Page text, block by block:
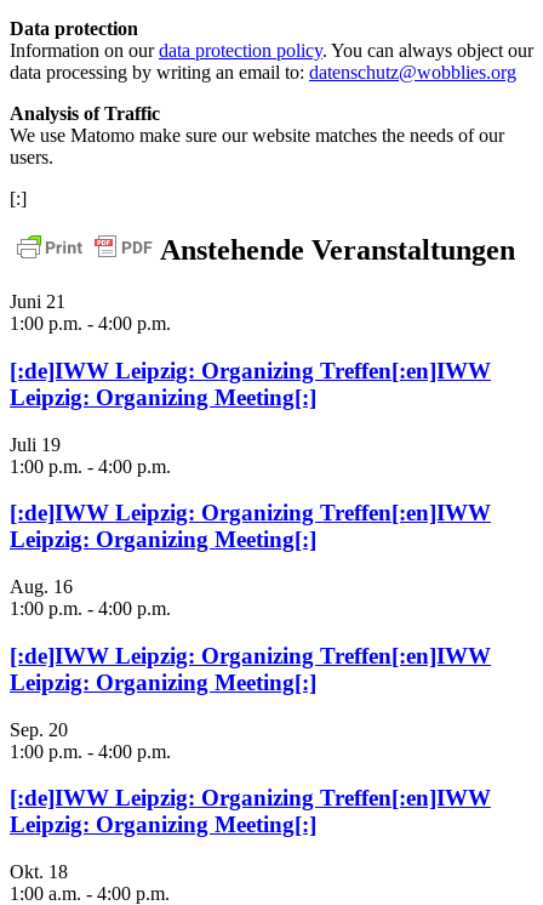
Data protection
Information on ourdata protection policy. You can always object our
data processing by writing an email to: datenschutz@wobblies.org
Analysis of Traffic
We use Matomo make sure our website matches the needs of our
users.
[:]
Anstehende Veranstaltungen
Juni 21
1:00 p.m. - 4:00 p.m.
[:de]IWW Leipzig: Organizing Treffen[:en]IWW
Leipzig: Organizing Meeting[:]
Juli 19
1:00 p.m. - 4:00 p.m.
[:de]IWW Leipzig: Organizing Treffen[:en]IWW
Leipzig: Organizing Meeting[:]
Aug. 16
1:00 p.m. - 4:00 p.m.
[:de]IWW Leipzig: Organizing Treffen[:en]IWW
Leipzig: Organizing Meeting[:]
Sep. 20
1:00 p.m. - 4:00 p.m.
[:de]IWW Leipzig: Organizing Treffen[:en]IWW
Leipzig: Organizing Meeting[:]
Okt. 18
1:00 a.m. - 4:00 p.m.